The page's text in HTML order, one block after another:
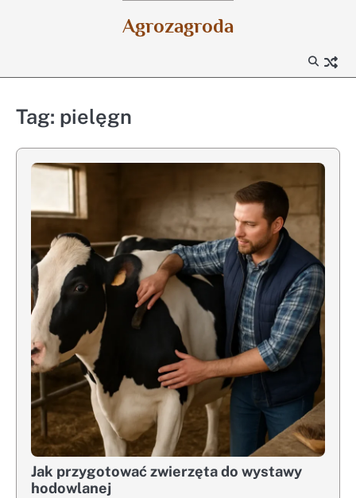
Agrozagroda
Tag: pielęgn
Jak przygotować zwierzęta do wystawy
hodowlanej